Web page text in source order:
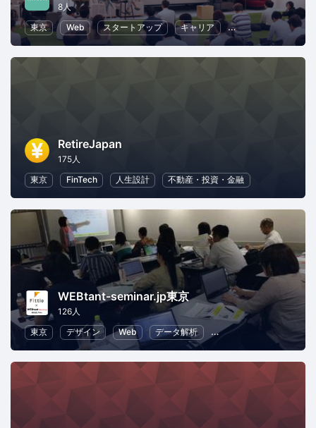
8人
東京
Web スタートアップ キャリア プログラミング
RetireJapan
175人
東京
FinTech 人生設計 不動産・投資・金融
WEBtant-seminar.jp東京
126人
東京
デザイン Web データ解析 ECマーケティング